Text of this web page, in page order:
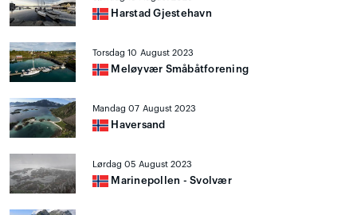
Harstad Gjestehavn
Torsdag 10 August 2023
Meløyvær Småbåtforening
Mandag 07 August 2023
Haversand
Lørdag 05 August 2023
Marinepollen - Svolvær